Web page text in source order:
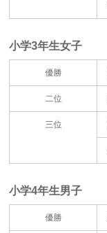
小学3年生女子
優勝
二位
三位
小学4年生男子
優勝